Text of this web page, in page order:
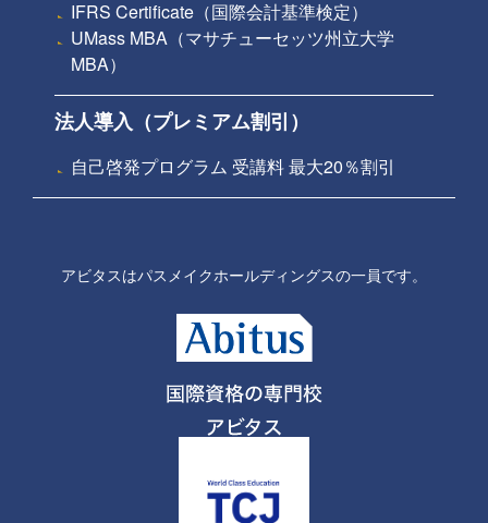
IFRS Certificate（国際会計基準検定）
UMass MBA（マサチューセッツ州立大学
MBA）
法人導入（プレミアム割引）
自己啓発プログラム 受講料 最大20％割引
アビタスはパスメイクホールディングスの一員です。